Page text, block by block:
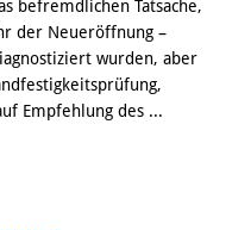
befremdlichen Tatsache,
der Neueröffnung –
wurden, aber
Empfehlung des ...